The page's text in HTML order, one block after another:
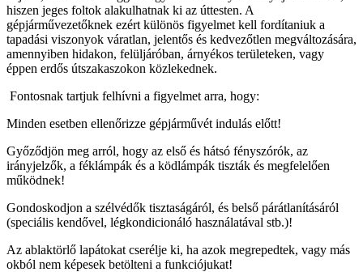
hiszen jeges foltok alakulhatnak ki az úttesten. A
gépjárművezetőknek ezért különös figyelmet kell fordítaniuk a
tapadási viszonyok váratlan, jelentős és kedvezőtlen megváltozására,
amennyiben hidakon, felüljáróban, árnyékos területeken, vagy
éppen erdős útszakaszokon közlekednek.
Fontosnak tartjuk felhívni a figyelmet arra, hogy:
Minden esetben ellenőrizze gépjárművét indulás előtt!
Győződjön meg arról, hogy az első és hátsó fényszórók, az
irányjelzők, a féklámpák és a ködlámpák tiszták és megfelelően
működnek!
Gondoskodjon a szélvédők tisztaságáról, és belső párátlanításáról
(speciális kendővel, légkondicionáló használatával stb.)!
Az ablaktörlő lapátokat cserélje ki, ha azok megrepedtek, vagy más
okból nem képesek betölteni a funkciójukat!